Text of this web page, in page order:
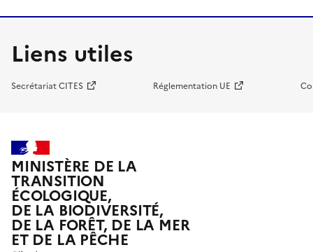
Liens utiles
Secrétariat CITES Réglementation UE
MINISTÈRE DE LA
TRANSITION
ÉCOLOGIQUE,
DE LA BIODIVERSITÉ,
DE LA FORÊT, DE LA MER
ET DE LA PÊCHE